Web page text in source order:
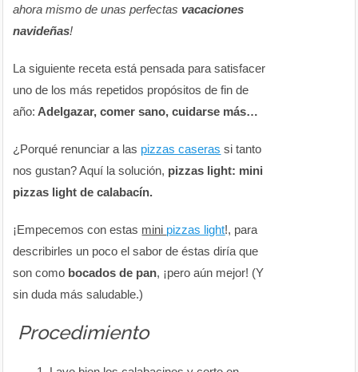
ahora mismo de unas perfectas vacaciones
navideñas!
La siguiente receta está pensada para satisfacer
uno de los más repetidos propósitos de fin de
año: Adelgazar, comer sano, cuidarse más…
¿Porqué renunciar a las pizzas caseras si tanto
nos gustan? Aquí la solución, pizzas light: mini
pizzas light de calabacín.
¡Empecemos con estas mini pizzas light!, para
describirles un poco el sabor de éstas diría que
son como bocados de pan, ¡pero aún mejor! (Y
sin duda más saludable.)
Procedimiento